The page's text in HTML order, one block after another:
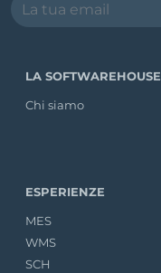
LA SOFTWAREHOUSE
Chi siamo
ESPERIENZE
MES
WMS
SCH